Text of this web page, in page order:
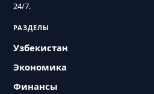
24/7.
РАЗДЕЛЫ
Узбекистан
Экономика
Финансы